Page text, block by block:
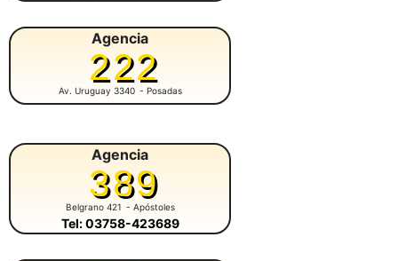
Agencia
222
Av. Uruguay 3340 - Posadas
Agencia
389
Belgrano 421 - Apóstoles
Tel: 03758-423689